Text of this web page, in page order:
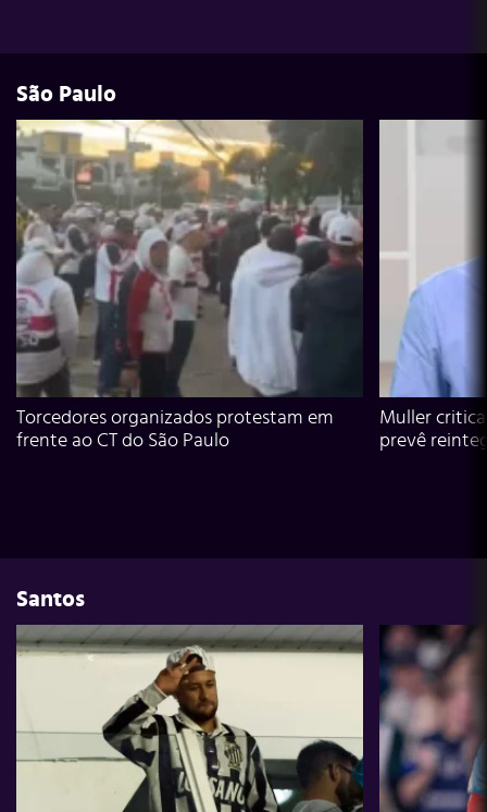
São Paulo
Torcedores organizados protestam em
frente ao CT do São Paulo
Muller
prevê
Santos